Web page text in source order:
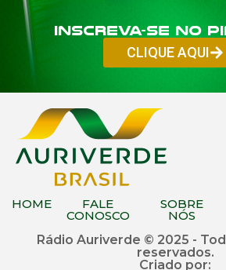
Inscreva-se no
CLIQUE AQUI
HOME FALE
CONOSCO
SOBRE
NÓS
Rádio Auriverde © 2025 -
reservados.
Criado por: